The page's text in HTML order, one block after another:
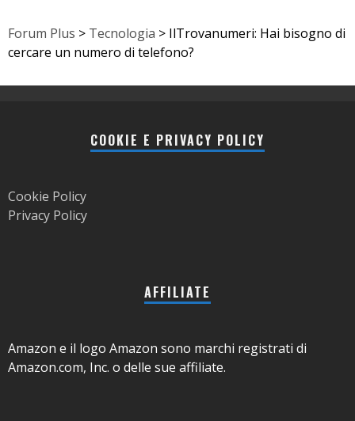
Forum Plus > Tecnologia > IlTrovanumeri: Hai bisogno di
cercare un numero di telefono?
COOKIE E PRIVACY POLICY
Cookie Policy
Privacy Policy
AFFILIATE
Amazon e il logo Amazon sono marchi registrati di
Amazon.com, Inc. o delle sue affiliate.